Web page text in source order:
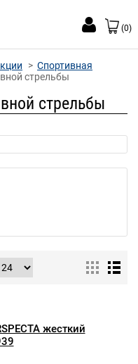
(0)
Спортивная
стрельбы
стрельбы
жесткий